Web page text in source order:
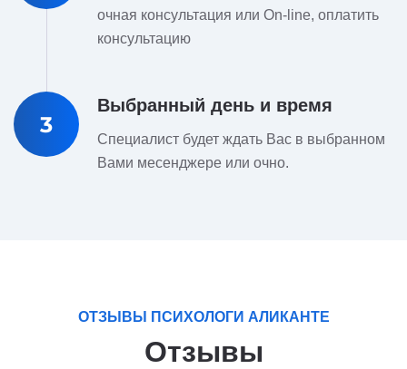
очная консультация или On-line, оплатить
консультацию
3
Выбранный день и время
Специалист будет ждать Вас в выбранном
Вами месенджере или очно.
ОТЗЫВЫ ПСИХОЛОГИ АЛИКАНТЕ
Отзывы